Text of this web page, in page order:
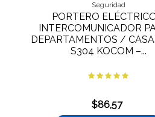
Seguridad
PORTERO
INTERCOMUNICADOR
DEPARTAMENTOS /
S304 KOCOM –...
$86,57